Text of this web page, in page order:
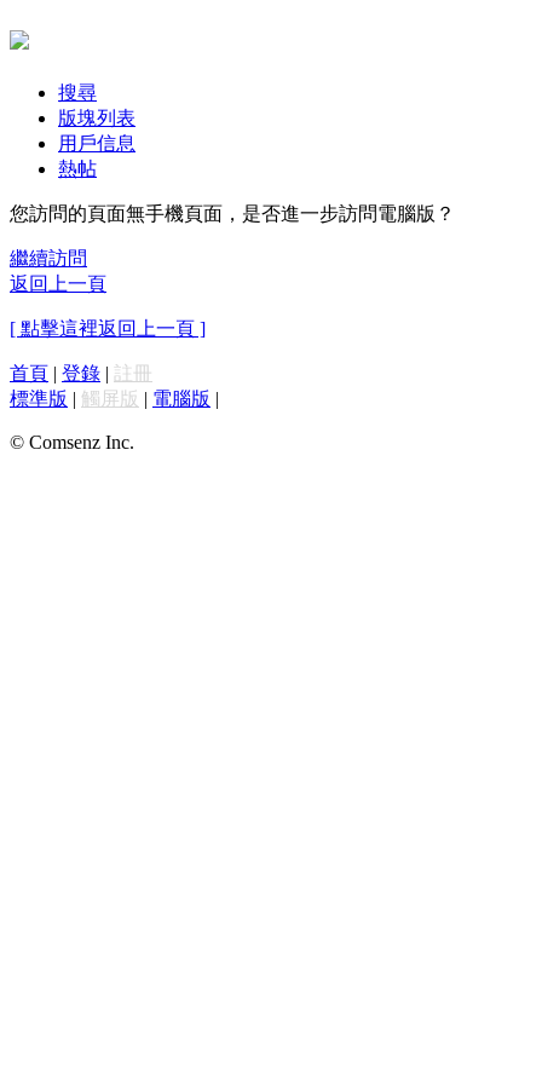
搜尋
版塊列表
用戶信息
熱帖
您訪問的頁面無手機頁面，是否進一步訪問電腦版？
繼續訪問
返回上一頁
[ 點擊這裡返回上一頁 ]
首頁 | 登錄 | 註冊
標準版 | 觸屏版 | 電腦版 |
© Comsenz Inc.